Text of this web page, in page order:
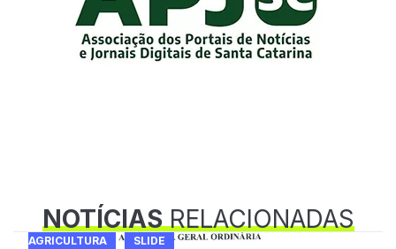
NOTÍCIASRELACIONADAS
AGRICULTURA SLIDE